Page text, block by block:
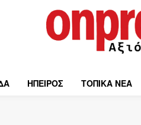
ΗΠΕΙΡΟΣ ΤΟΠΙΚΑ ΝΕΑ